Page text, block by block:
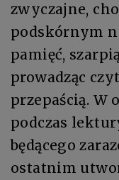
zwyczajne,
podskórnym
pamięć,
prowadząc
przepaścią. W
podczas
będącego
ostatnim